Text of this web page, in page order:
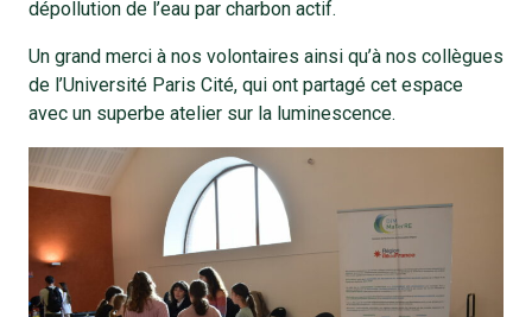
dépollution de l’eau par charbon actif.
Un grand merci à nos volontaires ainsi qu’à nos collègues
de l’Université Paris Cité, qui ont partagé cet espace
avec un superbe atelier sur la luminescence.